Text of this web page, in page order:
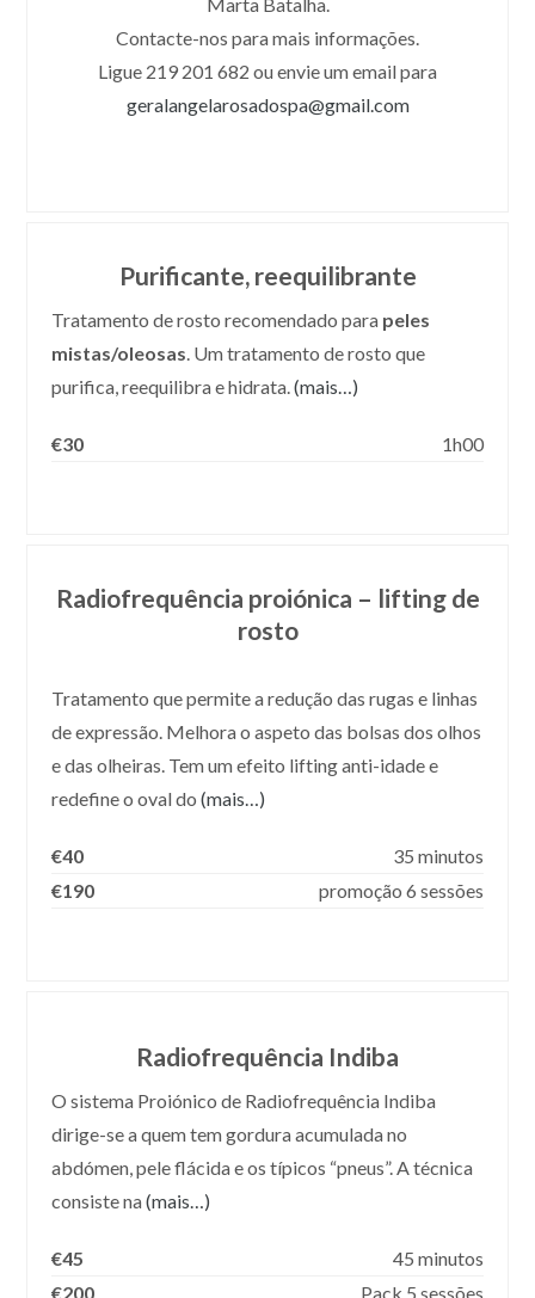
Contacte-nos para mais informações.
Ligue 219 201 682 ou envie um email para
geralangelarosadospa@gmail.com
Purificante, reequilibrante
Tratamento de rosto recomendado para peles
mistas/oleosas. Um tratamento de rosto que
purifica, reequilibra e hidrata.(mais…)
€30 1h00
Radiofrequência proiónica – lifting de
rosto
Tratamento que permite a redução das rugas e linhas
de expressão. Melhora o aspeto das bolsas dos olhos
e das olheiras. Tem um efeito lifting anti-idade e
redefine o oval do(mais…)
€40
35 minutos
€190
promoção 6 sessões
Radiofrequência Indiba
O sistema Proiónico de Radiofrequência Indiba
dirige-se a quem tem gordura acumulada no
abdómen, pele flácida e os típicos “pneus”. A técnica
consiste na(mais…)
€45
45 minutos
€200
Pack 5 sessões